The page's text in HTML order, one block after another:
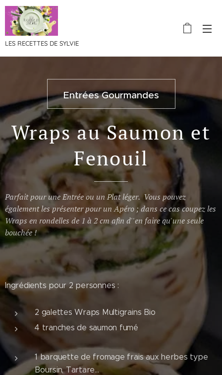
LES RECETTES DE SYLVIE
Entrées Gourmandes
Wraps au Saumon et
Fenouil
Parfait pour une Entrée ou un Plat léger. Vous pouvez
également les présenter pour un Apéro ; dans ce cas coupez les
Wraps en rondelles de 1 à 2 cm afin d''en faire qu'une seule
bouchée !
Ingrédients pour 2 personnes :
2 galettes Wraps Multigrains Bio
4 tranches de saumon fumé
1 barquette de fromage frais aux herbes type
Boursin, Tartare...